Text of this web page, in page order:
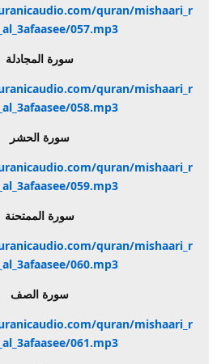
quran/mishaari_r
057.mp3
سورة المجادلة
quran/mishaari_r
058.mp3
سورة الحشر
quran/mishaari_r
059.mp3
سورة الممتحنة
quran/mishaari_r
060.mp3
سورة الصف
quran/mishaari_r
061.mp3